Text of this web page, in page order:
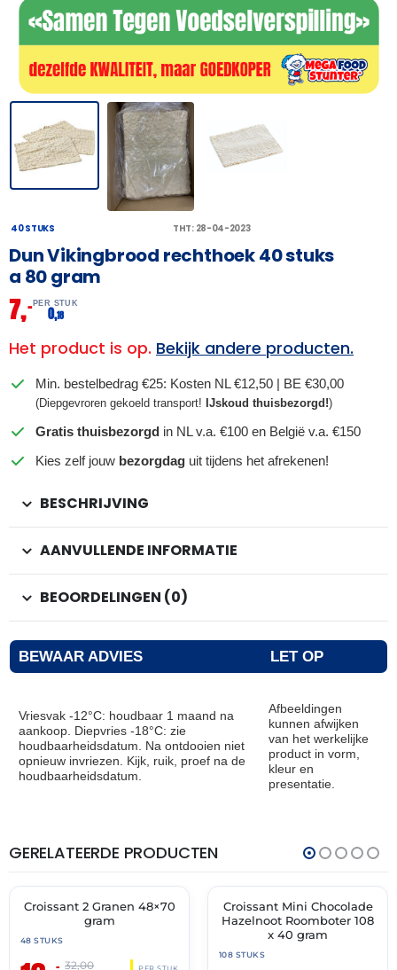
40 STUKS THT: 28-04-2023
Dun Vikingbrood rechthoek 40 stuks
a 80 gram
7,– PER STUK
0,18
Het product is op. Bekijk andere producten.
Min. bestelbedrag €25: Kosten NL €12,50 | BE €30,00
(Diepgevroren gekoeld transport! IJskoud thuisbezorgd!)
Gratis thuisbezorgd in NL v.a. €100 en België v.a. €150
Kies zelf jouw bezorgdag uit tijdens het afrekenen!
BESCHRIJVING
AANVULLENDE INFORMATIE
BEOORDELINGEN (0)
BEWAAR ADVIES LET OP
Vriesvak -12°C: houdbaar 1 maand na
aankoop. Diepvries -18°C: zie
houdbaarheidsdatum. Na ontdooien niet
opnieuw invriezen. Kijk, ruik, proef na de
houdbaarheidsdatum.
Afbeeldingen
kunnen afwijken
van het werkelijke
product in vorm,
kleur en
presentatie.
GERELATEERDE PRODUCTEN
🔥 OP=OP
THT:
28-
Croissant 2 Granen 48×70
gram
48 STUKS
32,00
🔥 OP=OP
Croissant Mini Chocolade
Hazelnoot Roomboter 108
x 40 gram
108 STUKS